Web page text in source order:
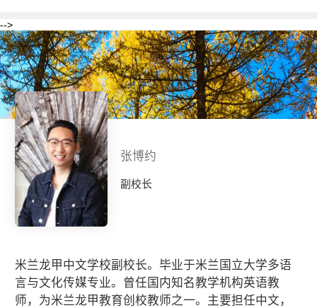
-->
张博约
副校长
米兰龙甲中文学校副校长。毕业于米兰国立大学多语
言与文化传媒专业。曾任国内知名教学机构英语教
师，为米兰龙甲教育创校教师之一。主要担任中文，